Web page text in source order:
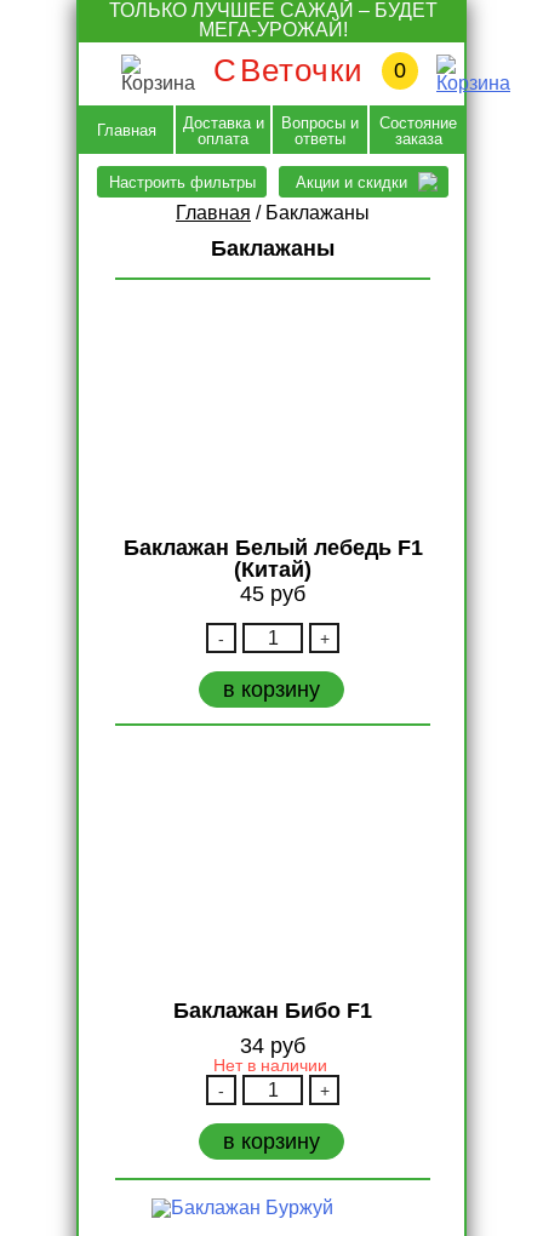
Skip
content
ТОЛЬКО ЛУЧШЕЕ САЖАЙ – БУДЕТ
МЕГА-УРОЖАЙ!
С Веточки 0
Главная
Доставка и
оплата
Вопросы и
ответы
Состояние
заказа
Настроить фильтры Акции и скидки
Главная / Баклажаны
Баклажаны
Баклажан Белый лебедь F1
(Китай)
45 руб
Количество
Баклажан
Белый
лебедь
F1
(Китай)
- +
в корзину
Баклажан Бибо F1
34 руб
Количество
Баклажан
Бибо
F1
- +
в корзину
Нет в наличии